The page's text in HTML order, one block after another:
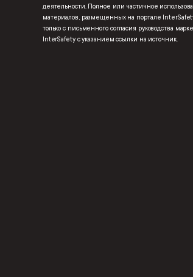
деятельности. Полное или частичное
материалов, размещенных на портале
только с письменного согласия руководства
InterSafety с указанием ссылки на источник.